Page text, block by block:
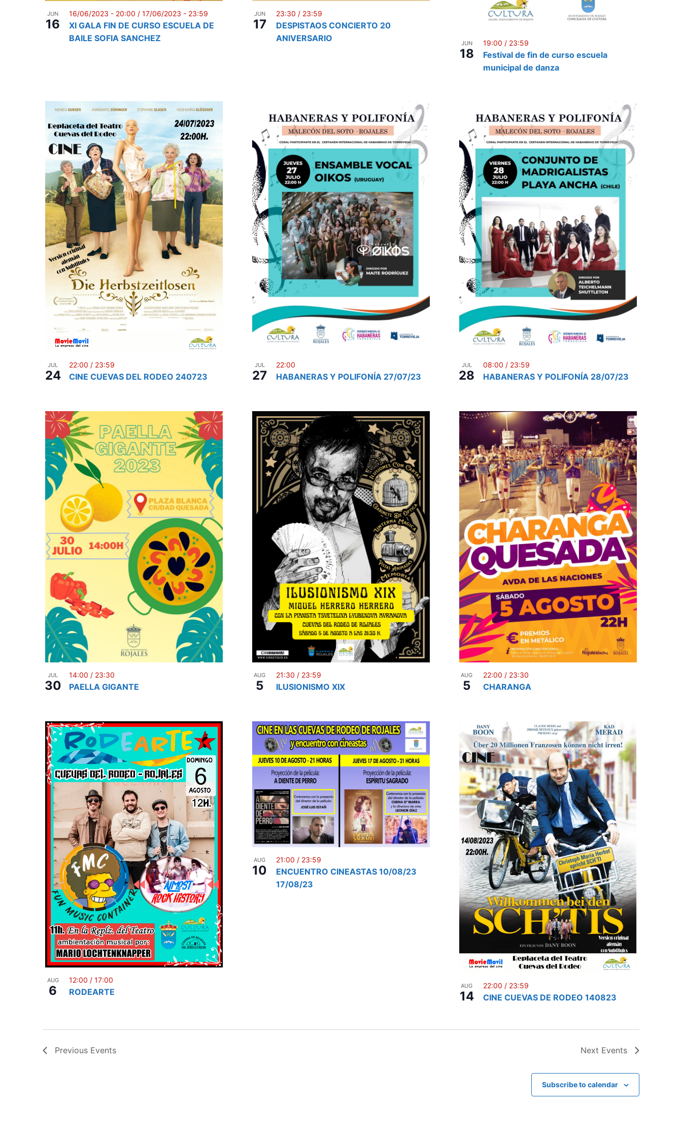
e
w
v
g
a
t
i
o
n
n
w
d
n
t
V
e
w
JUN
16
XI GALA FIN DE CURSO ESCUELA DE
BAILE SOFIA SANCHEZ
16/06/2023 - 20:00 / 17/06/2023 - 23:59 JUN
17
DESPISTAOS CONCIERTO 20
ANIVERSARIO
23:30 / 23:59
JUN
18
Festival de fin de curso escuela
municipal de danza
19:00 / 23:59
JUL
24 CINE CUEVAS DEL RODEO 240723
22:00 / 23:59 JUL
27 HABANERAS Y POLIFONÍA 27/07/23
22:00 JUL
28 HABANERAS Y POLIFONÍA 28/07/23
08:00 / 23:59
JUL
30 PAELLA GIGANTE
14:00 / 23:30 AUG
5 ILUSIONISMO XIX
21:30 / 23:59 AUG
5 CHARANGA
22:00 / 23:30
AUG
6 RODEARTE
12:00 / 17:00
AUG
10
ENCUENTRO CINEASTAS 10/08/23
17/08/23
21:00 / 23:59
AUG
14 CINE CUEVAS DE RODEO 140823
22:00 / 23:59
Previous Events Next Events
Subscribe to calendar